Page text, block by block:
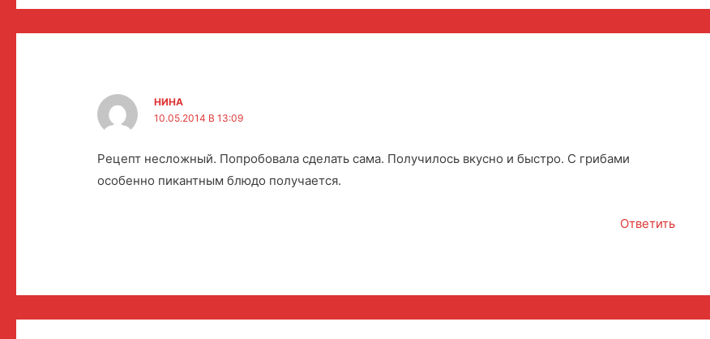
НИНА
10.05.2014 В 13:09
Рецепт несложный. Попробовала сделать сама. Получилось вкусно и быстро. С грибами
особенно пикантным блюдо получается.
Ответить